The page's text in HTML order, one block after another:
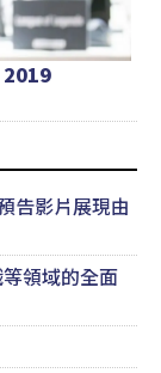
2019
告影片展現由
領域的全面